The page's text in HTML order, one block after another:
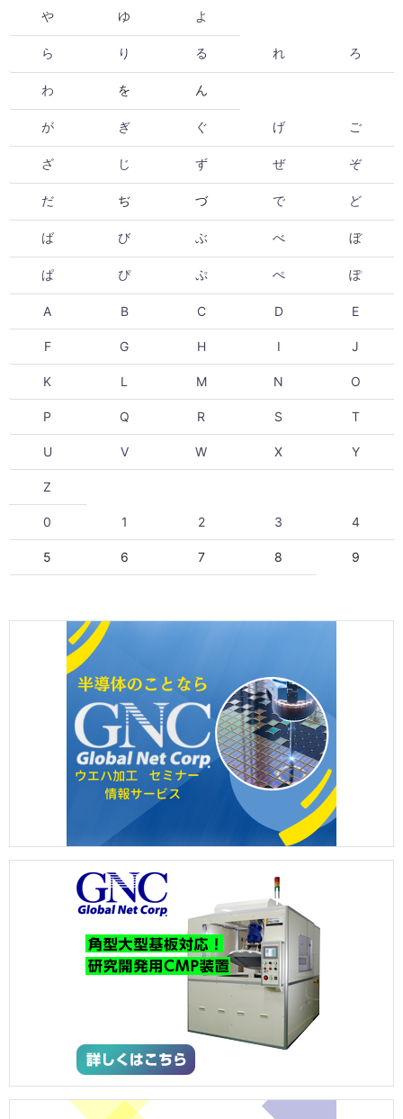
や ゆ よ
ら り る れ ろ
わ を ん
が ぎ ぐ げ ご
ざ じ ず ぜ ぞ
だ ぢ づ で ど
ば び ぶ べ ぼ
ぱ ぴ ぷ ぺ ぽ
A B C D E
F G H I J
K L M N O
P Q R S T
U V W X Y
Z
0 1 2 3 4
5 6 7 8 9